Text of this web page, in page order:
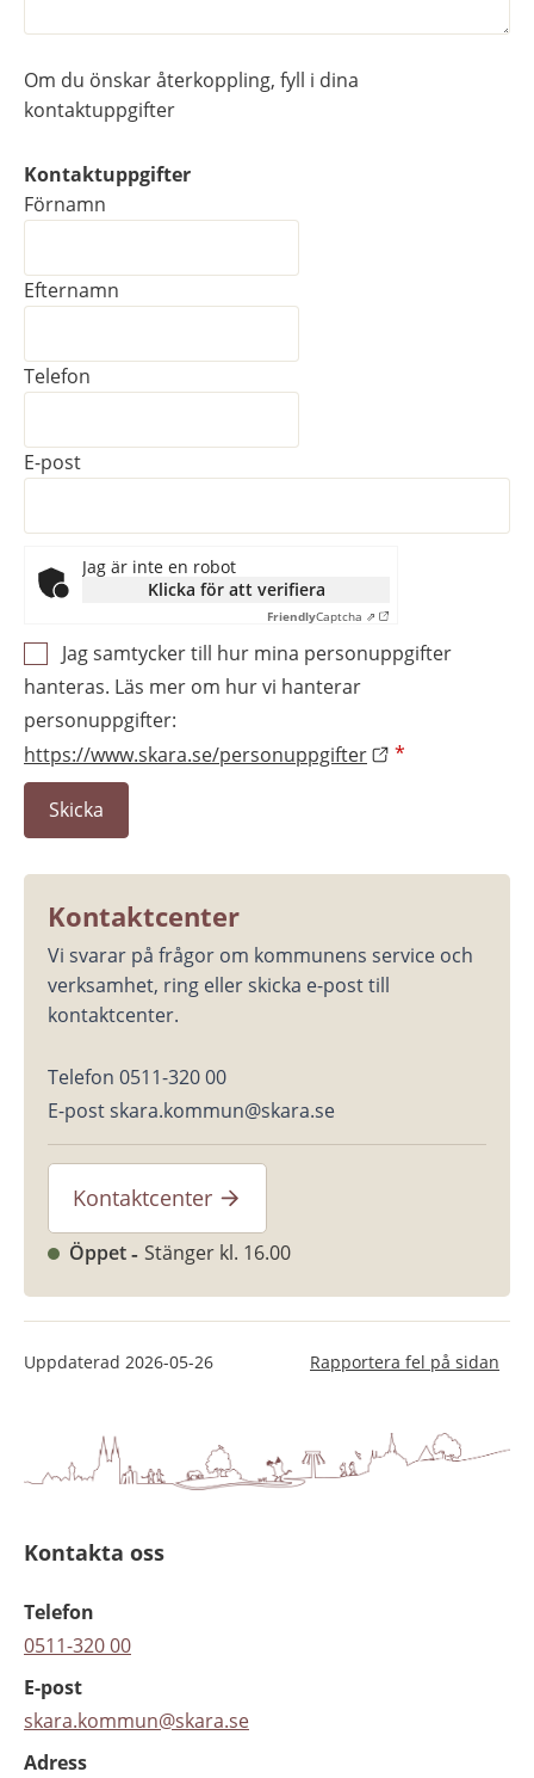
Om du önskar återkoppling, fyll i dina
kontaktuppgifter
Kontaktuppgifter
Kontaktuppgifter
Förnamn
Efternamn
Telefon
E-post
Jag är inte en robot
Klicka för att verifiera
FriendlyCaptcha ⇗
Jag samtycker till hur mina personuppgifter
hanteras. Läs mer om hur vi hanterar
personuppgifter:
https://www.skara.se/personuppgifter
*
Kontaktcenter
Vi svarar på frågor om kommunens service och
verksamhet, ring eller skicka e-post till
kontaktcenter.
Telefon 0511-320 00
E-post skara.kommun@skara.se
Kontaktcenter
Öppet Stänger kl. 16.00
Uppdaterad 2026-05-26 Rapportera fel på sidan
Kontakta oss
Telefon
0511-320 00
E-post
skara.kommun@skara.se
Adress